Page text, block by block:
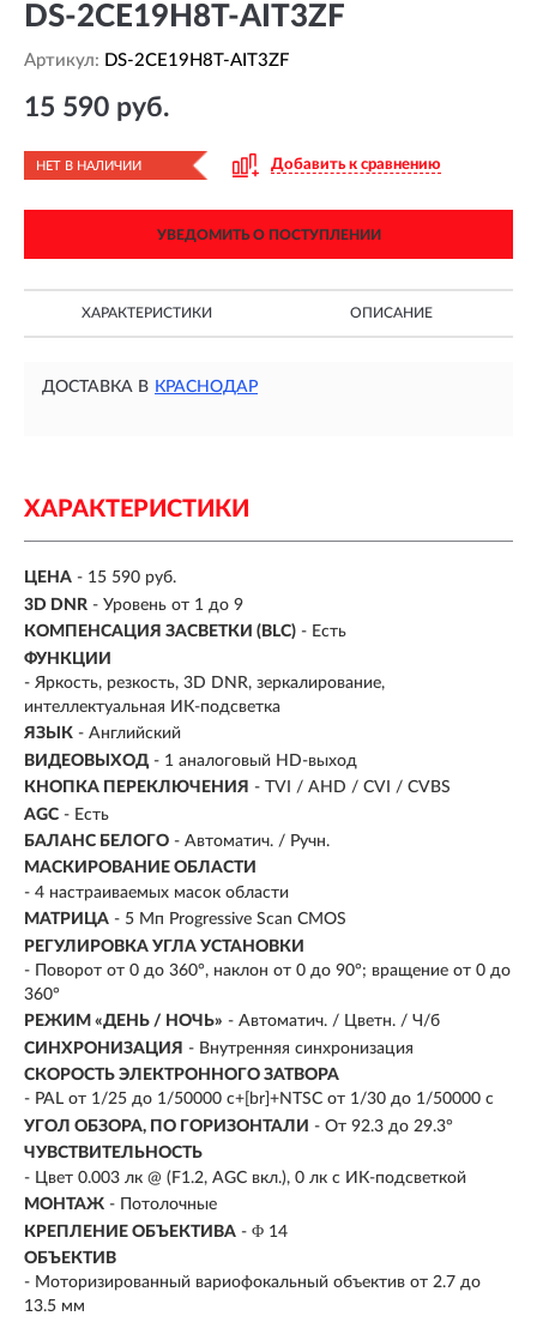
DS-2CE19H8T-AIT3ZF
Артикул: DS-2CE19H8T-AIT3ZF
15 590 руб.
НЕТ В НАЛИЧИИ Добавить к сравнению
УВЕДОМИТЬ О ПОСТУПЛЕНИИ
ХАРАКТЕРИСТИКИ ОПИСАНИЕ
ДОСТАВКА В КРАСНОДАР
ХАРАКТЕРИСТИКИ
ЦЕНА - 15 590 руб.
3D DNR - Уровень от 1 до 9
КОМПЕНСАЦИЯ ЗАСВЕТКИ (BLC) - Есть
ФУНКЦИИ
- Яркость, резкость, 3D DNR, зеркалирование,
интеллектуальная ИК-подсветка
ЯЗЫК - Английский
ВИДЕОВЫХОД - 1 аналоговый HD-выход
КНОПКА ПЕРЕКЛЮЧЕНИЯ - TVI / AHD / CVI / CVBS
AGC - Есть
БАЛАНС БЕЛОГО - Автоматич. / Ручн.
МАСКИРОВАНИЕ ОБЛАСТИ
- 4 настраиваемых масок области
МАТРИЦА - 5 Мп Progressive Scan CMOS
РЕГУЛИРОВКА УГЛА УСТАНОВКИ
- Поворот от 0 до 360°, наклон от 0 до 90°; вращение от 0 до
360°
РЕЖИМ «ДЕНЬ / НОЧЬ» - Автоматич. / Цветн. / Ч/б
СИНХРОНИЗАЦИЯ - Внутренняя синхронизация
СКОРОСТЬ ЭЛЕКТРОННОГО ЗАТВОРА
- PAL от 1/25 до 1/50000 с+[br]+NTSC от 1/30 до 1/50000 с
УГОЛ ОБЗОРА, ПО ГОРИЗОНТАЛИ - От 92.3 до 29.3°
ЧУВСТВИТЕЛЬНОСТЬ
- Цвет 0.003 лк @ (F1.2, AGC вкл.), 0 лк с ИК-подсветкой
МОНТАЖ - Потолочные
КРЕПЛЕНИЕ ОБЪЕКТИВА - Φ 14
ОБЪЕКТИВ
- Моторизированный вариофокальный объектив от 2.7 до
13.5 мм